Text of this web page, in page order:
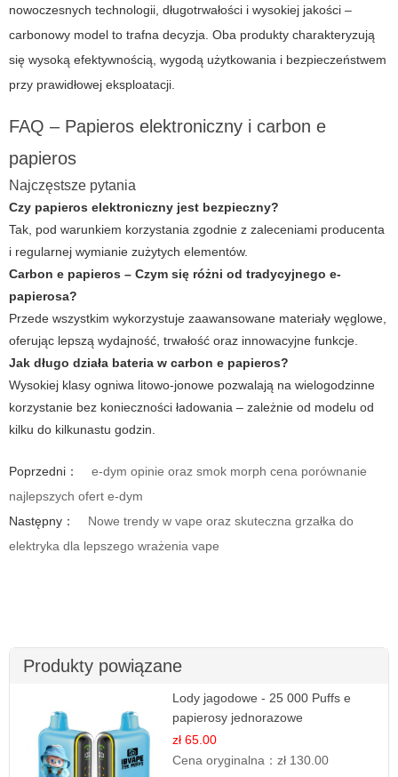
nowoczesnych technologii, długotrwałości i wysokiej jakości –
carbonowy model to trafna decyzja. Oba produkty charakteryzują
się wysoką efektywnością, wygodą użytkowania i bezpieczeństwem
przy prawidłowej eksploatacji.
FAQ – Papieros elektroniczny i carbon e
papieros
Najczęstsze pytania
Czy papieros elektroniczny jest bezpieczny?
Tak, pod warunkiem korzystania zgodnie z zaleceniami producenta
i regularnej wymianie zużytych elementów.
Carbon e papieros – Czym się różni od tradycyjnego e-
papierosa?
Przede wszystkim wykorzystuje zaawansowane materiały węglowe,
oferując lepszą wydajność, trwałość oraz innowacyjne funkcje.
Jak długo działa bateria w carbon e papieros?
Wysokiej klasy ogniwa litowo-jonowe pozwalają na wielogodzinne
korzystanie bez konieczności ładowania – zależnie od modelu od
kilku do kilkunastu godzin.
Poprzedni：
e-dym opinie oraz smok morph cena porównanie
najlepszych ofert e-dym
Następny：
Nowe trendy w vape oraz skuteczna grzałka do
elektryka dla lepszego wrażenia vape
Produkty powiązane
Lody jagodowe - 25 000 Puffs e
papierosy jednorazowe
zł 65.00
Cena oryginalna：zł 130.00